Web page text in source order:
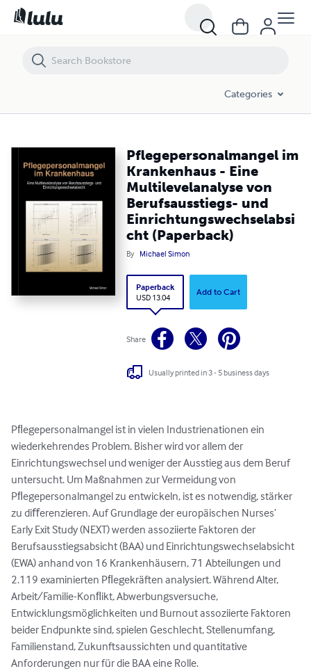
Categories
Pflegepersonalmangel im
Krankenhaus - Eine
Multilevelanalyse von
Berufsausstiegs- und
Einrichtungswechselabsi
cht (Paperback)
By Michael Simon
Paperback
USD 13.04
Add to Cart
Share
Usually printed in 3 - 5 business days
Pﬂegepersonalmangel ist in vielen Industrienationen ein
wiederkehrendes Problem. Bisher wird vor allem der
Einrichtungswechsel und weniger der Ausstieg aus dem Beruf
untersucht. Um Maßnahmen zur Vermeidung von
Pﬂegepersonalmangel zu entwickeln, ist es notwendig, stärker
zu diﬀerenzieren. Auf Grundlage der europäischen Nurses’
Early Exit Study (NEXT) werden assoziierte Faktoren der
Berufsausstiegsabsicht (BAA) und Einrichtungswechselabsicht
(EWA) anhand von 16 Krankenhäusern, 71 Abteilungen und
2.119 examinierten Pﬂegekräften analysiert. Während Alter,
Arbeit/Familie-Konﬂikt, Abwerbungsversuche,
Entwicklungsmöglichkeiten und Burnout assoziierte Faktoren
beider Endpunkte sind, spielen Geschlecht, Stellenumfang,
Familienstand, Zukunftsaussichten und quantitative
Anforderungen nur für die BAA eine Rolle.
Pflegepersonalmangel im Krankenhaus - Eine Multilevelanalyse